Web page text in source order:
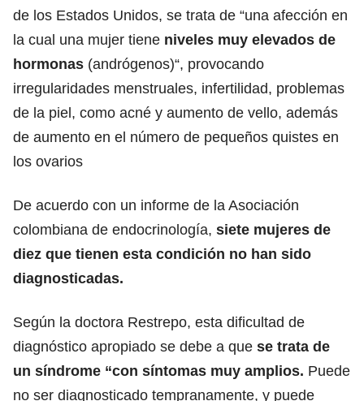
de los Estados Unidos, se trata de “una afección en
la cual una mujer tiene niveles muy elevados de
hormonas (andrógenos)“, provocando
irregularidades menstruales, infertilidad, problemas
de la piel, como acné y aumento de vello, además
de aumento en el número de pequeños quistes en
los ovarios
De acuerdo con un informe de la Asociación
colombiana de endocrinología, siete mujeres de
diez que tienen esta condición no han sido
diagnosticadas.
Según la doctora Restrepo, esta dificultad de
diagnóstico apropiado se debe a que se trata de
un síndrome “con síntomas muy amplios. Puede
no ser diagnosticado tempranamente, y puede